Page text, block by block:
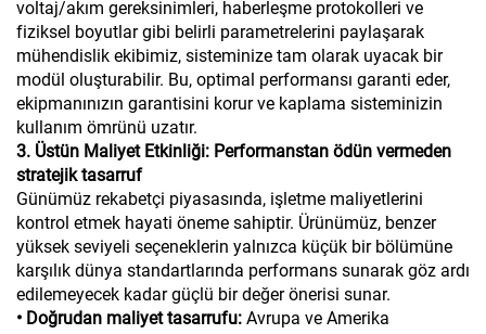
voltaj/akım gereksinimleri, haberleşme protokolleri ve
fiziksel boyutlar gibi belirli parametrelerini paylaşarak
mühendislik ekibimiz, sisteminize tam olarak uyacak bir
modül oluşturabilir. Bu, optimal performansı garanti eder,
ekipmanınızın garantisini korur ve kaplama sisteminizin
kullanım ömrünü uzatır.
3. Üstün Maliyet Etkinliği: Performanstan ödün vermeden
stratejik tasarruf
Günümüz rekabetçi piyasasında, işletme maliyetlerini
kontrol etmek hayati öneme sahiptir. Ürünümüz, benzer
yüksek seviyeli seçeneklerin yalnızca küçük bir bölümüne
karşılık dünya standartlarında performans sunarak göz ardı
edilemeyecek kadar güçlü bir değer önerisi sunar.
• Doğrudan maliyet tasarrufu: Avrupa ve Amerika